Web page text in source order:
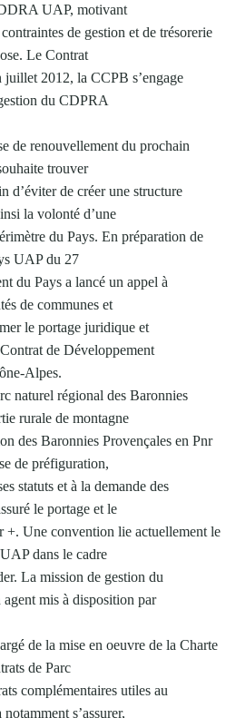
UAP, motivant
de gestion et de trésorerie
Le Contrat
juillet 2012, la CCPB s’engage
du CDPRA
de renouvellement du prochain
trouver
d’éviter de créer une structure
la volonté d’une
du Pays. En préparation de
UAP du 27
du Pays a lancé un appel à
de communes et
le portage juridique et
de Développement
Alpes.
naturel régional des Baronnies
rurale de montagne
des Baronnies Provençales en Pnr
de préfiguration,
statuts et à la demande des
le portage et le
+. Une convention lie actuellement le
dans le cadre
La mission de gestion du
mis à disposition par
de la mise en oeuvre de la Charte
de Parc
complémentaires utiles au
s’assurer,